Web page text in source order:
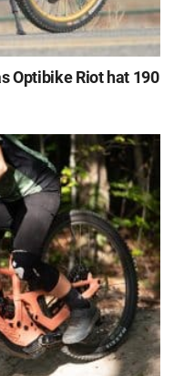
Optibike Riot hat 190